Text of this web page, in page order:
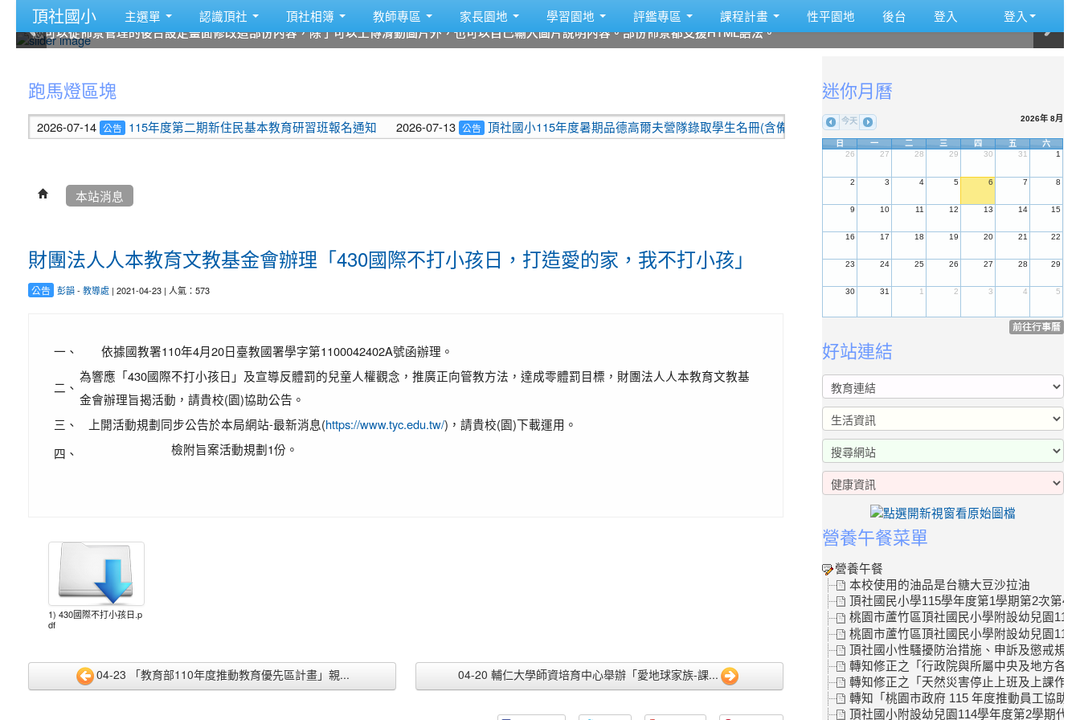
頂社國小 主選單 認識頂社 頂社相簿 教師專區 家長園地 學習園地 評鑑專區 課程計畫 性平園地 後台 登入
登入
您可以從佈景管理的後台設定畫面修改這部份內容，除了可以上傳滑動圖片外，也可以自己輸入圖片說明內容。部份佈景都支援HTML語法。
您可以從佈景管理的後台設定畫面修改這部份內容，除了可以上傳滑動圖片外，也可以自己輸入圖片說明內容。部份佈景都支援HTML語法。
您可以從佈景管理的後台設定畫面修改這部份內容，除了可以上傳滑動圖片外，也可以自己輸入圖片說明內容。部份佈景都支援HTML語法。
您可以從佈景管理的後台設定畫面修改這部份內容，除了可以上傳滑動圖片外，也可以自己輸入圖片說明內容。部份佈景都支援HTML語法。
您可以從佈景管理的後台設定畫面修改這部份內容，除了可以上傳滑動圖片外，也可以自己輸入圖片說明內容。部份佈景都支援HTML語法。
您可以從佈景管理的後台設定畫面修改這部份內容，除了可以上傳滑動圖片外，也可以自己輸入圖片說明內容。部份佈景都支援HTML語法。
跑馬燈區塊
2026-07-14 公告 115年度第二期新住民基本教育研習班報名通知 2026-07-13 公告 頂社國小115年度暑期品德高爾夫營隊錄取學生名冊(含備取名冊) 2026-07-10 重要公告:本校115學年度代理教師
本站消息
財團法人人本教育文教基金會辦理「430國際不打小孩日，打造愛的家，我不打小孩」
公告 彭韻- 教導處 | 2021-04-23 | 人氣：573
一、 依據國教署110年4月20日臺教國署學字第1100042402A號函辦理。
二、
為響應「430國際不打小孩日」及宣導反體罰的兒童人權觀念，推廣正向管教方法，達成零體罰目標，財團法人人本教育文教基
金會辦理旨揭活動，請貴校(園)協助公告。
三、
上開活動規劃同步公告於本局網站-最新消息(https://www.tyc.edu.tw/)，請貴校(園)下載運用。
四、
檢附旨案活動規劃1份。
1) 430國際不打小孩日.p
df
04-23 「教育部110年度推動教育優先區計畫」親... 04-20 輔仁大學師資培育中心舉辦「愛地球家族-課...
迷你月曆
今天 2026年 8月
日 一 二 三 四 五
六
26
27 28 29 30 31 1
2 3 4 5 6 7 8
9 10 11 12 13 14 15
16 17 18 19 20 21 22
23 24 25 26 27 28 29
30 31 1 2 3 4 5
前往行事曆
好站連結
營養午餐菜單
營養午餐
本校使用的油品是台糖大豆沙拉油
頂社國民小學115學年度第1學期第2次第4
桃園市蘆竹區頂社國民小學附設幼兒園
桃園市蘆竹區頂社國民小學附設幼兒園
頂社國小性騷擾防治措施、申訴及懲戒規
轉知修正之「行政院與所屬中央及地方各
轉知修正之「天然災害停止上班及上課作
轉知「桃園市政府 115 年度推動員工協助
頂社國小附設幼兒園114學年度第2學期代